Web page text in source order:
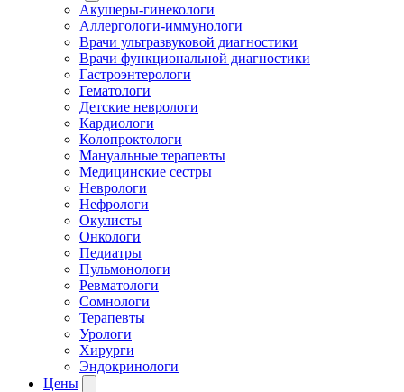
Акушеры-гинекологи
Аллергологи-иммунологи
Врачи ультразвуковой диагностики
Врачи функциональной диагностики
Гастроэнтерологи
Гематологи
Детские неврологи
Кардиологи
Колопроктологи
Мануальные терапевты
Медицинские сестры
Неврологи
Нефрологи
Окулисты
Онкологи
Педиатры
Пульмонологи
Ревматологи
Сомнологи
Терапевты
Урологи
Хирурги
Эндокринологи
Цены